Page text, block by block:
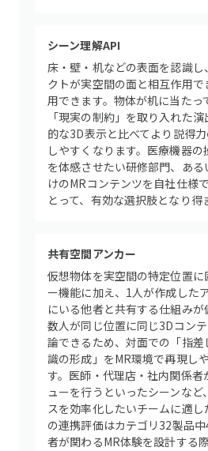
シーン理解API
床・壁・机などの表面を認識し
クトが実空間の面と相互作用
用できます。物体が机に当たっ
「現実の制約」を取り入れた
的な3D表示と比べてより説得
しやすくなります。医療機器
を体感させたい研修部門、あ
けのMRコンテンツを自社仕様
とって、有効な選択肢となり得
共有空間アンカー
仮想物体を実空間の特定位置に
ー機能に加え、1人が作成した
にいる他者と共有する仕組みが
数人が同じ位置に同じ3Dコン
論できるため、対面での「指
識の形成」をMR環境で再現し
す。医師・代理店・社内関係者
ューを行うといったシーンなど
スを効率化したいチームに適
の連携評価はカテゴリ32製品
者が関わるMR体験を設計する